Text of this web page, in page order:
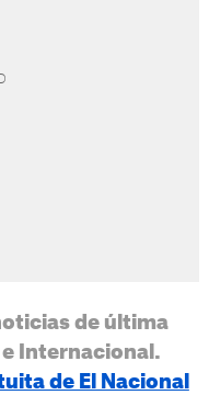
de última
e Internacional.
de El Nacional